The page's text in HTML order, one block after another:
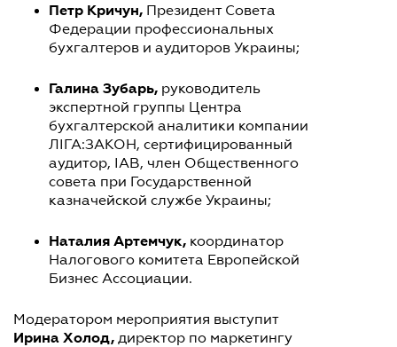
Петр Кричун, Президент Совета
Федерации профессиональных
бухгалтеров и аудиторов Украины;
Галина Зубарь, руководитель
экспертной группы Центра
бухгалтерской аналитики компании
ЛІГА:ЗАКОН, сертифицированный
аудитор, ІАВ, член Общественного
совета при Государственной
казначейской службе Украины;
Наталия Артемчук, координатор
Налогового комитета Европейской
Бизнес Ассоциации.
Модератором мероприятия выступит
Ирина Холод, директор по маркетингу